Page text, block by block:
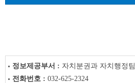
글
정보제공부서 : 자치분권과 자치행정팀
전화번호 : 032-625-2324